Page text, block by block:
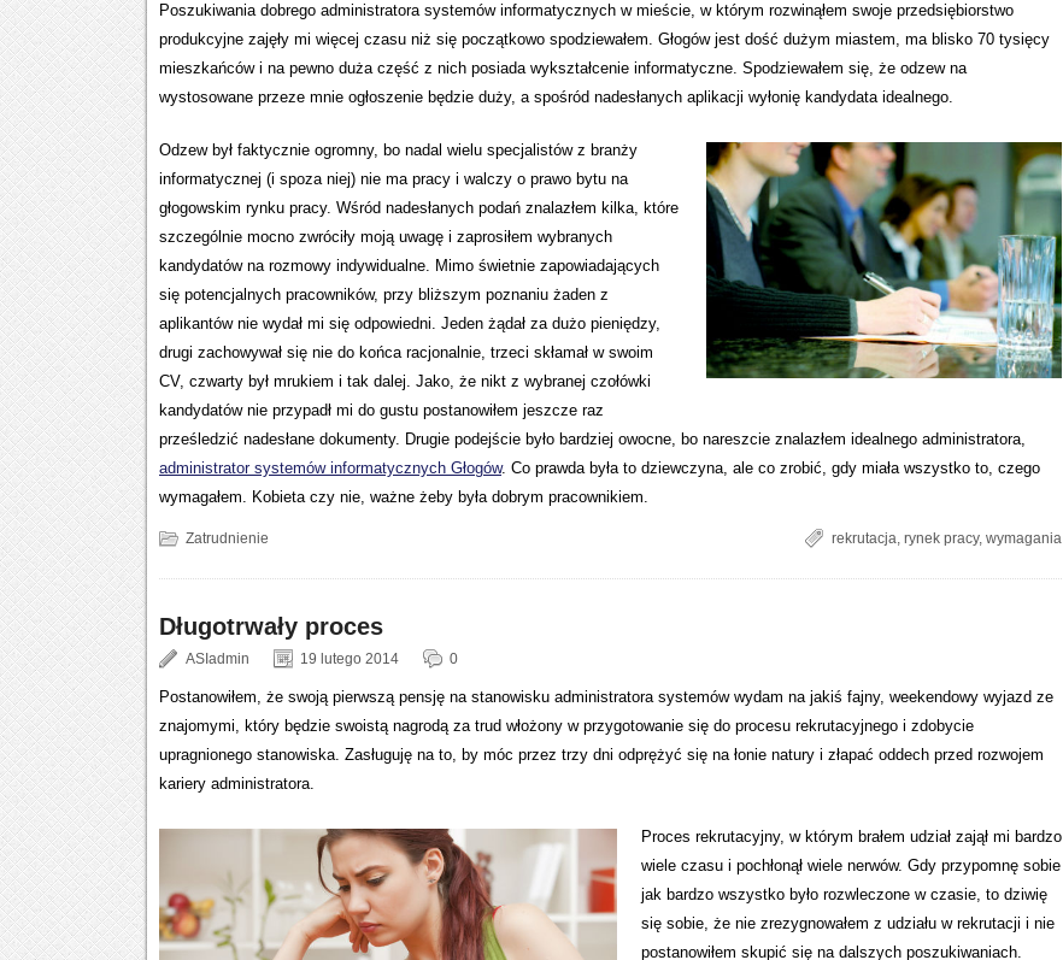
Poszukiwania dobrego administratora systemów informatycznych w mieście, w którym rozwinąłem swoje przedsiębiorstwo
produkcyjne zajęły mi więcej czasu niż się początkowo spodziewałem. Głogów jest dość dużym miastem, ma blisko 70 tysięcy
mieszkańców i na pewno duża część z nich posiada wykształcenie informatyczne. Spodziewałem się, że odzew na
wystosowane przeze mnie ogłoszenie będzie duży, a spośród nadesłanych aplikacji wyłonię kandydata idealnego.
Odzew był faktycznie ogromny, bo nadal wielu specjalistów z branży
informatycznej (i spoza niej) nie ma pracy i walczy o prawo bytu na
głogowskim rynku pracy. Wśród nadesłanych podań znalazłem kilka, które
szczególnie mocno zwróciły moją uwagę i zaprosiłem wybranych
kandydatów na rozmowy indywidualne. Mimo świetnie zapowiadających
się potencjalnych pracowników, przy bliższym poznaniu żaden z
aplikantów nie wydał mi się odpowiedni. Jeden żądał za dużo pieniędzy,
drugi zachowywał się nie do końca racjonalnie, trzeci skłamał w swoim
CV, czwarty był mrukiem i tak dalej. Jako, że nikt z wybranej czołówki
kandydatów nie przypadł mi do gustu postanowiłem jeszcze raz
prześledzić nadesłane dokumenty. Drugie podejście było bardziej owocne, bo nareszcie znalazłem idealnego administratora,
administrator systemów informatycznych Głogów. Co prawda była to dziewczyna, ale co zrobić, gdy miała wszystko to, czego
wymagałem. Kobieta czy nie, ważne żeby była dobrym pracownikiem.
Zatrudnienie rekrutacja, rynek pracy, wymagania
Długotrwały proces
ASIadmin 19 lutego 2014 0
Postanowiłem, że swoją pierwszą pensję na stanowisku administratora systemów wydam na jakiś fajny, weekendowy wyjazd ze
znajomymi, który będzie swoistą nagrodą za trud włożony w przygotowanie się do procesu rekrutacyjnego i zdobycie
upragnionego stanowiska. Zasługuję na to, by móc przez trzy dni odprężyć się na łonie natury i złapać oddech przed rozwojem
kariery administratora.
Proces rekrutacyjny, w którym brałem udział zajął mi bardzo
wiele czasu i pochłonął wiele nerwów. Gdy przypomnę sobie
jak bardzo wszystko było rozwleczone w czasie, to dziwię
się sobie, że nie zrezygnowałem z udziału w rekrutacji i nie
postanowiłem skupić się na dalszych poszukiwaniach.